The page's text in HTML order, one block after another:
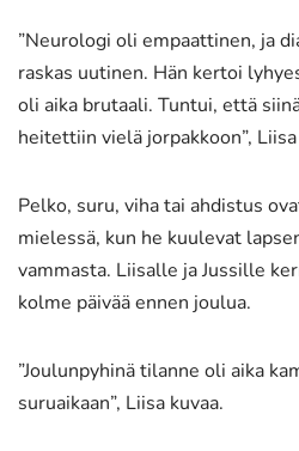
”Neurologi oli empaattinen, ja
raskas uutinen. Hän kertoi
oli aika brutaali. Tuntui, että
heitettiin vielä jorpakkoon”,
Pelko, suru, viha tai ahdistus
mielessä, kun he kuulevat
vammasta. Liisalle ja Jussille
kolme päivää ennen joulua.
”Joulunpyhinä tilanne oli aika
suruaikaan”, Liisa kuvaa.